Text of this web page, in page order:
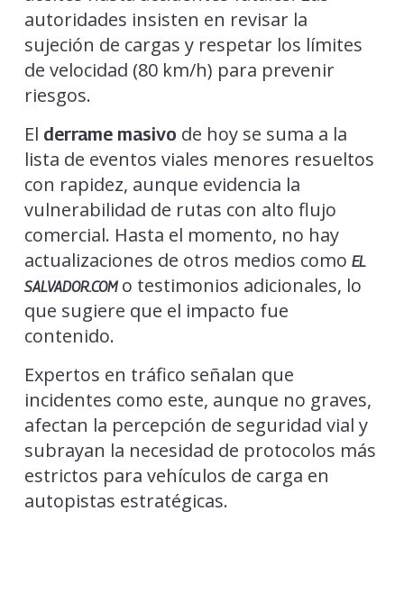
autoridades insisten en revisar la
sujeción de cargas y respetar los límites
de velocidad (80 km/h) para prevenir
riesgos.
El derrame masivo de hoy se suma a la
lista de eventos viales menores resueltos
con rapidez, aunque evidencia la
vulnerabilidad de rutas con alto flujo
comercial. Hasta el momento, no hay
actualizaciones de otros medios como EL
SALVADOR.COMo testimonios adicionales, lo
que sugiere que el impacto fue
contenido.
Expertos en tráfico señalan que
incidentes como este, aunque no graves,
afectan la percepción de seguridad vial y
subrayan la necesidad de protocolos más
estrictos para vehículos de carga en
autopistas estratégicas.